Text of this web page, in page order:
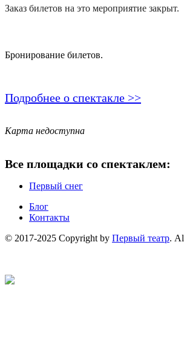
Заказ билетов на это мероприятие закрыт.
Бронирование билетов.
Подробнее о спектакле >>
Карта недоступна
Все площадки со спектаклем:
Первый снег
Блог
Контакты
© 2017-2025 Copyright by Первый театр.